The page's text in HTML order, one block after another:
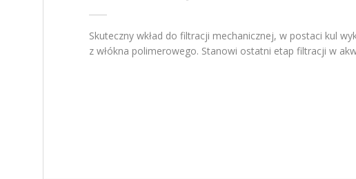
Skuteczny wkład do filtracji mechanicznej, w postaci kul
z włókna polimerowego. Stanowi ostatni etap filtracji w